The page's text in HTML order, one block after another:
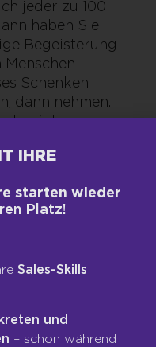
jeder zu 100
haben Sie
Begeisterung
Schenken
dann nehmen.
dann
IHRE
starten wieder
Platz!
Sales-Skills
und
– schon während